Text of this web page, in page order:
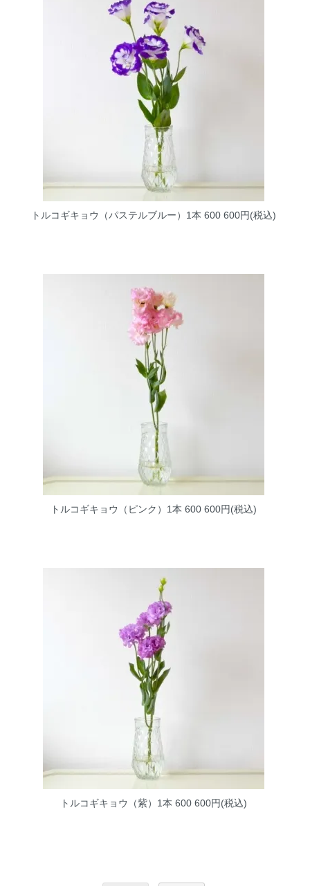
トルコギキョウ（パステルブルー）1本 600600円(税込)
トルコギキョウ（ピンク）1本 600600円(税込)
トルコギキョウ（紫）1本 600600円(税込)